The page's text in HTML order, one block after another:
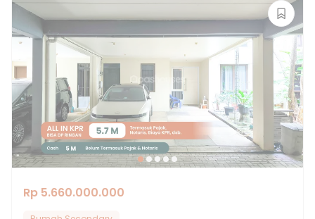
Rp 5.660.000.000